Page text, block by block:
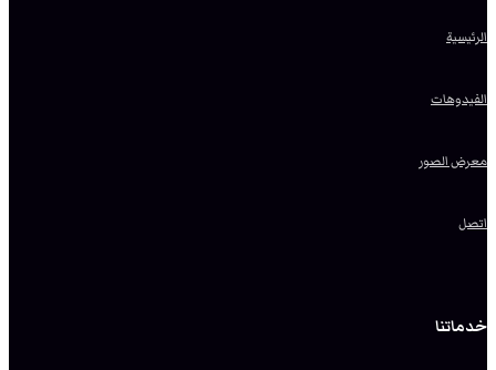
الرئيسية
الفيدوهات
معرض الصور
اتصل
خدماتنا